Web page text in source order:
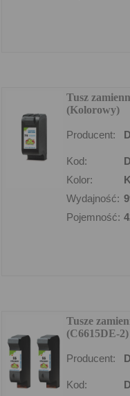
Tusz
(Kolorowy)
Producent:
Kod:
Kolor:
Wydajność:
Pojemność:
Tusze
(C6615DE-
Producent:
Kod: